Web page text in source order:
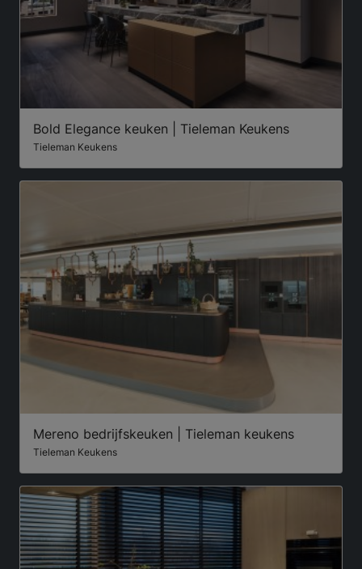
Bold Elegance keuken | Tieleman Keukens
Tieleman Keukens
Mereno bedrijfskeuken | Tieleman keukens
Tieleman Keukens